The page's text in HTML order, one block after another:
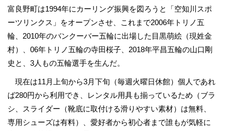
富良野町は1994年にカーリング振興を図ろうと「空知川スポ
ーツリンクス」をオープンさせ、これまで2006年トリノ五
輪、2010年のバンクーバー五輪に出場した目黒萌絵（現姓金
村）、06年トリノ五輪の寺田桜子、2018年平昌五輪の山口剛
史と、3人もの五輪選手を生んだ。
現在は11月上旬から3月下旬（毎週火曜日休館）個人であれ
ば280円から利用でき、レンタル用具も揃っているため（ブラ
シ、スライダー（靴底に取付ける滑りやすい素材）は無料、
専用シューズは有料）、愛好者から初心者まで誰もが気軽に